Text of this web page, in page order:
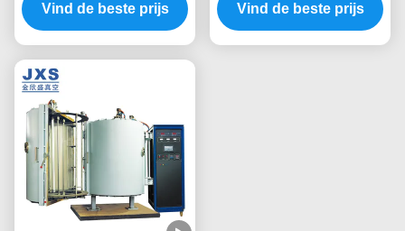
Verdampings
Vacuümdeklaag voor
Vind de beste prijs
van de Diaklep
Vind de beste prijs